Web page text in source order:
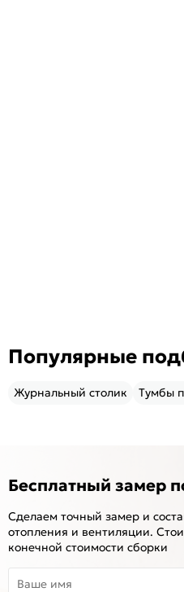
Популярные
Журнальный столик Тумбы
Бесплатный замер
Сделаем точный замер и
отопления и вентиляции.
конечной стоимости сборки
Ваше имя